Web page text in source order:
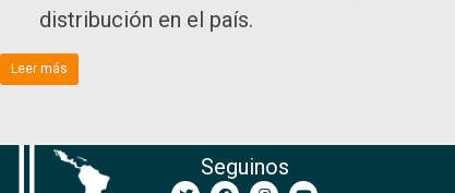
distribución en el país.
Leer más
Seguinos